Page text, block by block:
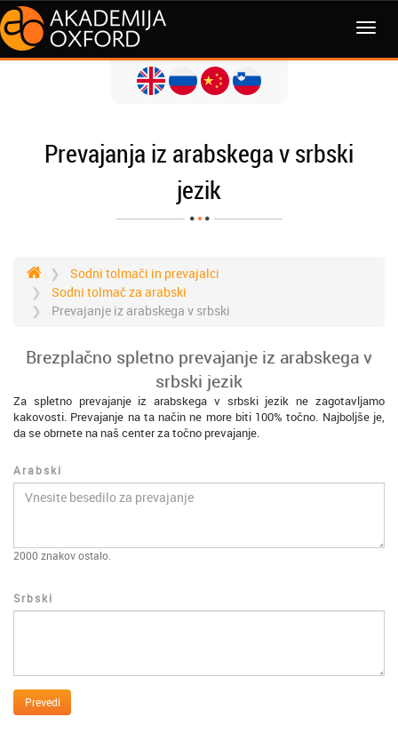
MENI
Prevajanja iz arabskega v srbski
jezik
Sodni tolmači in prevajalci
Sodni tolmač za arabski
Prevajanje iz arabskega v srbski
Brezplačno spletno prevajanje iz arabskega v
srbski jezik
Za spletno prevajanje iz arabskega v srbski jezik ne zagotavljamo
kakovosti. Prevajanje na ta način ne more biti 100% točno. Najboljše je,
da se obrnete na naš center za točno prevajanje.
Arabski
2000 znakov ostalo.
Srbski
Prevedi